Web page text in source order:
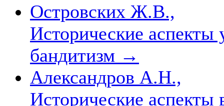
Островских Ж.В.,
Исторические аспекты
бандитизм →
Александров А.Н.,
Исторические аспекты